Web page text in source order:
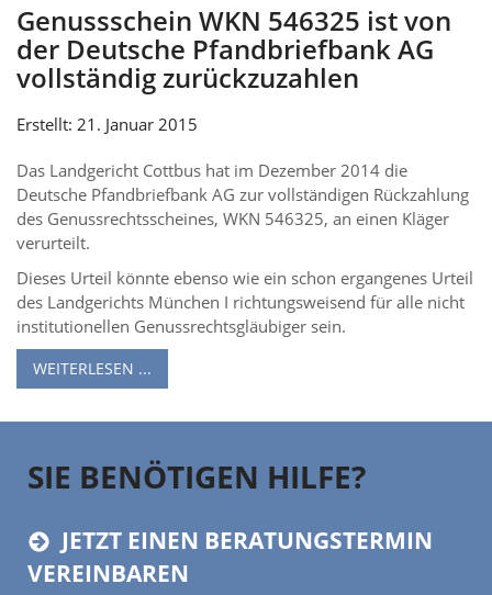
Genussschein WKN 546325 ist von
der Deutsche Pfandbriefbank AG
vollständig zurückzuzahlen
Erstellt: 21. Januar 2015
Das Landgericht Cottbus hat im Dezember 2014 die
Deutsche Pfandbriefbank AG zur vollständigen Rückzahlung
des Genussrechtsscheines, WKN 546325, an einen Kläger
verurteilt.
Dieses Urteil könnte ebenso wie ein schon ergangenes Urteil
des Landgerichts München I richtungsweisend für alle nicht
institutionellen Genussrechtsgläubiger sein.
WEITERLESEN ...
SIE BENÖTIGEN HILFE?
JETZT EINEN BERATUNGSTERMIN
VEREINBAREN